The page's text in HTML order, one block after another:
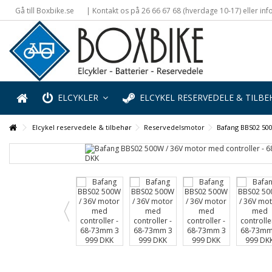
Gå till Boxbike.se | Kontakt os på 26 66 67 68 (hverdage 10-17) eller
ELCYKLER ELCYKEL RESERVEDELE &
Elcykel reservedele & tilbehør Reservedelsmotor Bafang BBS02